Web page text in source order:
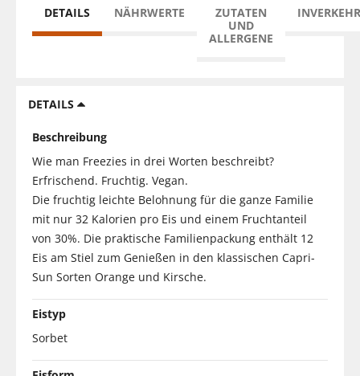
DETAILS NÄHRWERTE
ZUTATEN
UND
ALLERGENE
DETAILS
Beschreibung
Wie man Freezies in drei Worten beschreibt?
Erfrischend. Fruchtig. Vegan.
Die fruchtig leichte Belohnung für die ganze Familie
mit nur 32 Kalorien pro Eis und einem Fruchtanteil
von 30%. Die praktische Familienpackung enthält 12
Eis am Stiel zum Genießen in den klassischen Capri-
Sun Sorten Orange und Kirsche.
Eistyp
Sorbet